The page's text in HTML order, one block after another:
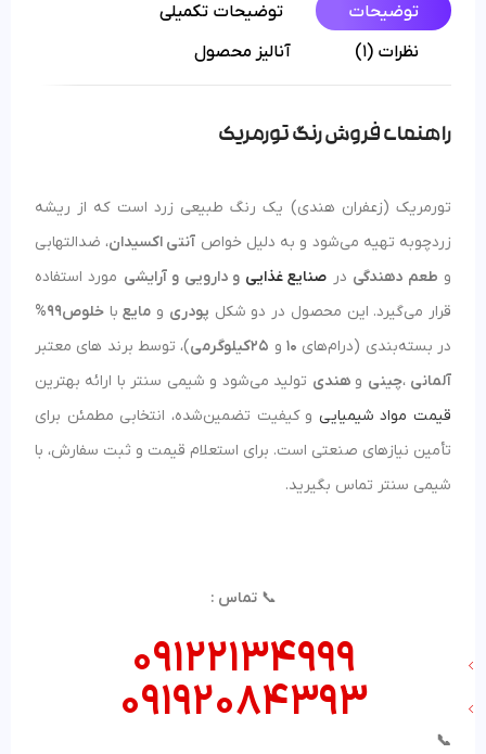
توضیحات
توضیحات تکمیلی
نظرات (1)
آنالیز محصول
راهنمای فروش رنگ تورمریک
تورمریک (زعفران هندی) یک رنگ طبیعی زرد است که از ریشه
زردچوبه تهیه می‌شود و به دلیل خواص آنتی اکسیدان، ضدالتهابی
و طعم دهندگی در صنایع غذایی و دارویی و آرایشی مورد استفاده
قرار می‌گیرد. این محصول در دو شکل پودری و مایعبا خلوص99%
در بسته‌بندی (درام‌های 10و 25کیلوگرمی)، توسط برند های معتبر
آلمانی ،چینی وهندی تولید می‌شود و شیمی سنتر با ارائه بهترین
قیمت مواد شیمیایی و کیفیت تضمین‌شده، انتخابی مطمئن برای
تأمین نیازهای صنعتی است. برای استعلام قیمت و ثبت سفارش، با
شیمی سنتر تماس بگیرید.
📞تماس :
09122134999
09192084393
📞